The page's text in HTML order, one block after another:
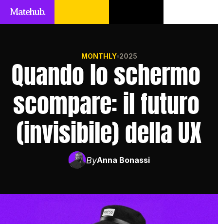
MONTHLY 2025
Quando lo schermo
scompare: il futuro
(invisibile) della UX
ByAnna Bonassi
Matehub.